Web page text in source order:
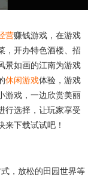
营赚钱游戏，在游戏
，开办特色酒楼、招
景如画的江南为游戏
休闲游戏体验，游戏
游戏，一边欣赏美丽
行选择，让玩家享受
来下载试试吧！
，放松的田园世界等